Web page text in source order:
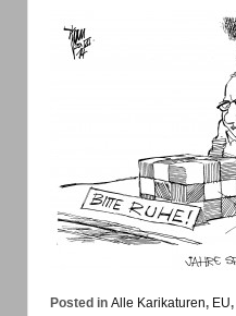
Posted in Alle Karikaturen, EU,